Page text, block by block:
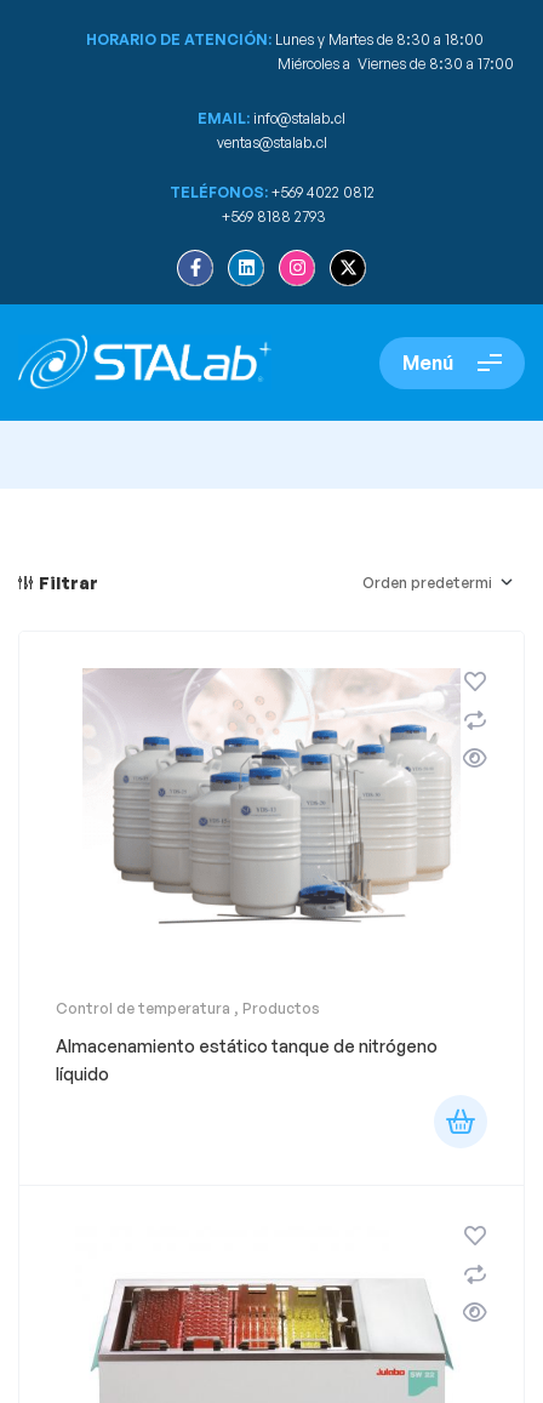
HORARIO DE ATENCIÓN: Lunes y Martes de 8:30 a 18:00
Miércoles a Viernes de 8:30 a 17:00
EMAIL: info@stalab.cl
ventas@stalab.cl
TELÉFONOS:+569 4022 0812
+569 8188 2793
Menú
Filtrar
Control de temperatura , Productos
Almacenamiento estático tanque de nitrógeno
líquido